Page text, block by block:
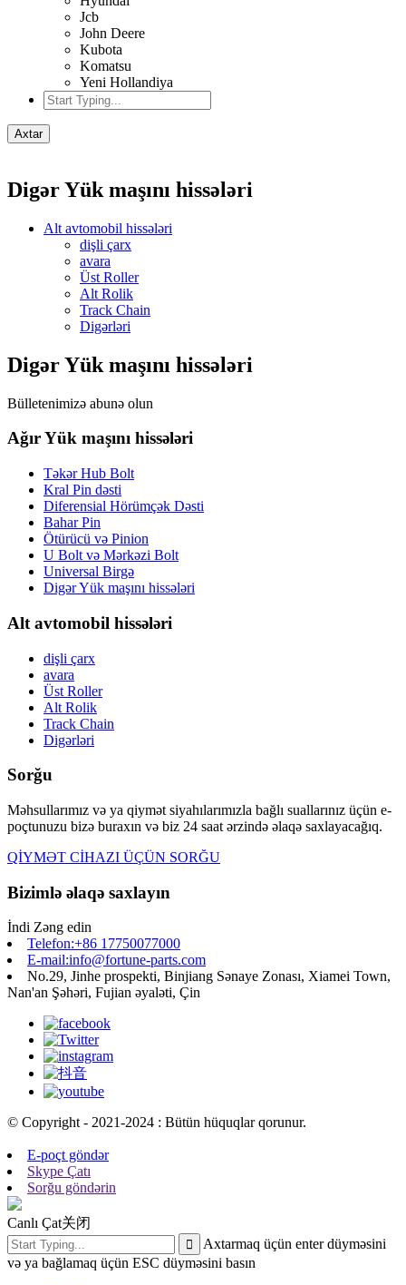
Jcb
John Deere
Kubota
Komatsu
Yeni Hollandiya
Axtar
Digər Yük maşını hissələri
Alt avtomobil hissələri
dişli çarx
avara
Üst Roller
Alt Rolik
Track Chain
Digərləri
Digər Yük maşını hissələri
Bülletenimizə abunə olun
Ağır Yük maşını hissələri
Təkər Hub Bolt
Kral Pin dəsti
Diferensial Hörümçək Dəsti
Bahar Pin
Ötürücü və Pinion
U Bolt və Mərkəzi Bolt
Universal Birgə
Digər Yük maşını hissələri
Alt avtomobil hissələri
dişli çarx
avara
Üst Roller
Alt Rolik
Track Chain
Digərləri
Sorğu
Məhsullarımız və ya qiymət siyahılarımızla bağlı suallarınız üçün e-
poçtunuzu bizə buraxın və biz 24 saat ərzində əlaqə saxlayacağıq.
QİYMƏT CİHAZI ÜÇÜN SORĞU
Bizimlə əlaqə saxlayın
İndi Zəng edin
Telefon:+86 17750077000
E-mail:info@fortune-parts.com
No.29, Jinhe prospekti, Binjiang Sənaye Zonası, Xiamei Town,
Nan'an Şəhəri, Fujian əyaləti, Çin
© Copyright - 2021-2024 : Bütün hüquqlar qorunur.
E-poçt göndər
Skype Çatı
Sorğu göndərin
Canlı Çat关闭
Axtarmaq üçün enter düyməsini
və ya bağlamaq üçün ESC düyməsini basın